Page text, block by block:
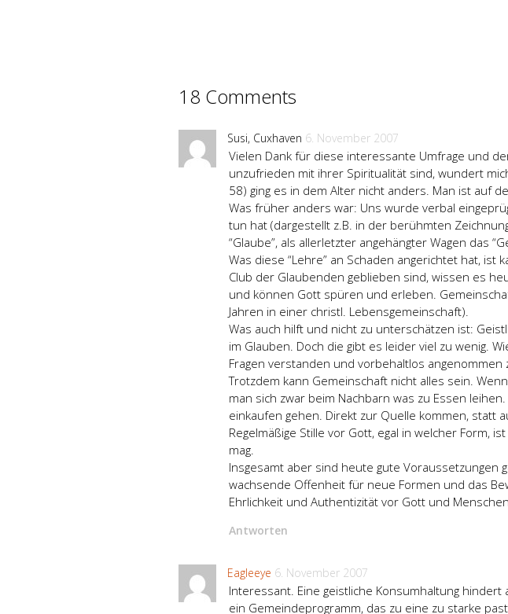
18 Comments
Susi, Cuxhaven 6. November 2007
Vielen Dank für diese interessante Umfrage und
unzufrieden mit ihrer Spiritualität sind, wundert
58) ging es in dem Alter nicht anders. Man ist auf
Was früher anders war: Uns wurde verbal
tun hat (dargestellt z.B. in der berühmten
“Glaube”, als allerletzter angehängter Wagen das
Was diese “Lehre” an Schaden angerichtet hat, ist
Club der Glaubenden geblieben sind, wissen es
und können Gott spüren und erleben.
Jahren in einer christl. Lebensgemeinschaft).
Was auch hilft und nicht zu unterschätzen ist:
im Glauben. Doch die gibt es leider viel zu wenig.
Fragen verstanden und vorbehaltlos angenommen
Trotzdem kann Gemeinschaft nicht alles sein.
man sich zwar beim Nachbarn was zu Essen
einkaufen gehen. Direkt zur Quelle kommen, statt
Regelmäßige Stille vor Gott, egal in welcher Form,
mag.
Insgesamt aber sind heute gute Voraussetzungen
wachsende Offenheit für neue Formen und das
Ehrlichkeit und Authentizität vor Gott und
Antworten
Eagleeye 6. November 2007
Interessant. Eine geistliche Konsumhaltung hindert
ein Gemeindeprogramm, das zu eine zu starke